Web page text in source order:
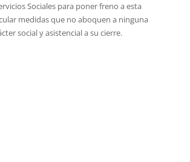
Sociales para poner freno a esta
medidas que no aboquen a ninguna
social y asistencial a su cierre.